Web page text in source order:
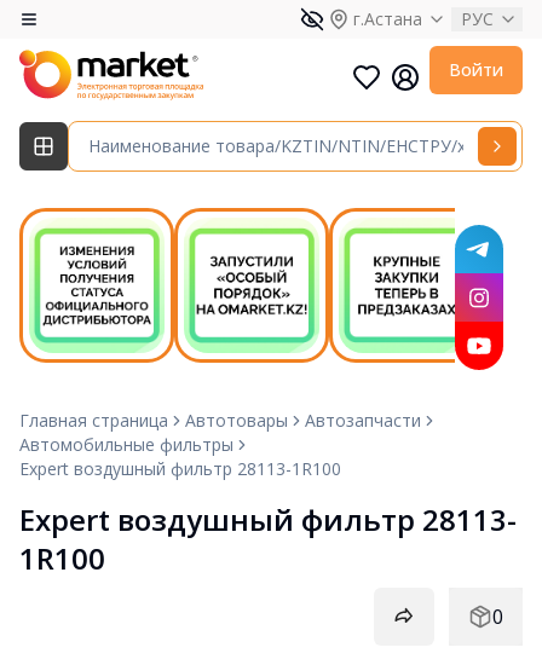
г.Астана РУС
Войти
Главная страница Автотовары
Автозапчасти
Автомобильные фильтры
Expert воздушный фильтр 28113-1R100
Expert воздушный фильтр 28113-
1R100
0